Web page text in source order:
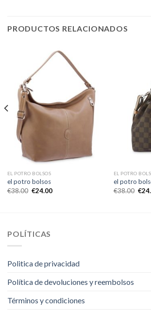
PRODUCTOS RELACIONADOS
EL POTRO BOLSOS
el potro bolsos
€38.00 €24.00
EL POTRO
el potro
€38.00 €
POLÍTICAS
Politica de privacidad
Política de devoluciones y reembolsos
Términos y condiciones